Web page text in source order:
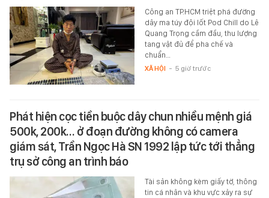
Công an TP.HCM triệt phá đường
dây ma túy đội lốt Pod Chill do Lê
Quang Trọng cầm đầu, thu lượng
tang vật đủ để pha chế và
chuẩn…
XÃ HỘI - 5 giờ trước
Phát hiện cọc tiền buộc dây chun nhiều mệnh giá
500k, 200k… ở đoạn đường không có camera
giám sát, Trần Ngọc Hà SN 1992 lập tức tới thẳng
trụ sở công an trình báo
Tài sản không kèm giấy tờ, thông
tin cá nhân và khu vực xảy ra sự